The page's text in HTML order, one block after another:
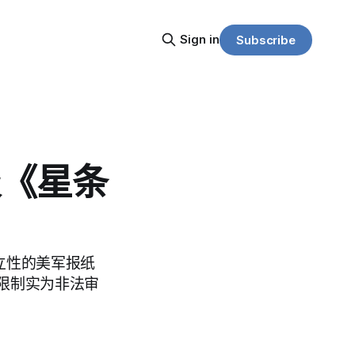
Sign in Subscribe
星条
的美军报纸
制实为非法审